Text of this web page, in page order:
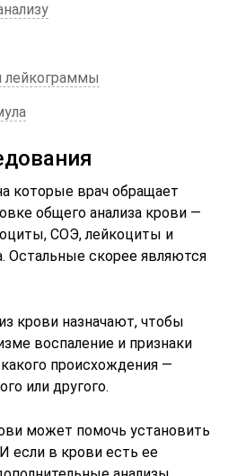
лейкограммы
которые врач обращает
общего анализа крови —
СОЭ, лейкоциты и
Остальные скорее являются
крови назначают, чтобы
воспаление и признаки
происхождения —
или другого.
может помочь установить
если в крови есть ее